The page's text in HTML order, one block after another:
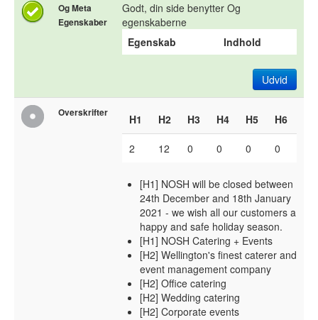
Og Meta
Egenskaber
Godt, din side benytter Og
egenskaberne
Egenskab
Indhold
Udvid
Overskrifter H1 H2 H3 H4 H5 H6
2 12 0 0 0 0
[H1] NOSH will be closed between
24th December and 18th January
2021 - we wish all our customers a
happy and safe holiday season.
[H1] NOSH Catering + Events
[H2] Wellington's finest caterer and
event management company
[H2] Office catering
[H2] Wedding catering
[H2] Corporate events